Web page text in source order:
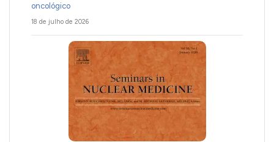
oncológico
18 de julho de 2026